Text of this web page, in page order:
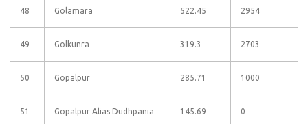
48 Golamara 522.45 2954
49 Golkunra 319.3 2703
50 Gopalpur 285.71 1000
51 Gopalpur Alias Dudhpania 145.69 0